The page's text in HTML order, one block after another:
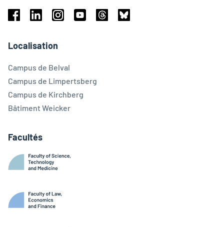
Localisation
Campus de Belval
Campus de Limpertsberg
Campus de Kirchberg
Bâtiment Weicker
Facultés